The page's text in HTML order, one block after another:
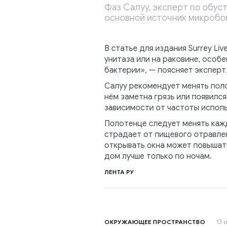
Фаз Салуу, эксперт по
основной источник
В статье для издания Surrey
унитаза или на раковине,
бактерии», — поясняет эксперт.
Салуу рекомендует менять
нём заметна грязь или
зависимости от частоты
Полотенце следует менять
страдает от пищевого
открывать окна может
дом лучше только по ночам.
ЛЕНТА РУ
ОКРУЖАЮЩЕЕ ПРОСТРАНСТВО 13